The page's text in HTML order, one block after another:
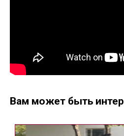
Вам может быть